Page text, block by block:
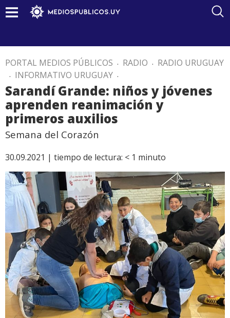
PORTAL MEDIOS PÚBLICOS . RADIO . RADIO URUGUAY
. INFORMATIVO URUGUAY .
Sarandí Grande: niños y jóvenes
aprenden reanimación y
primeros auxilios
Semana del Corazón
30.09.2021 | tiempo de lectura: < 1 minuto